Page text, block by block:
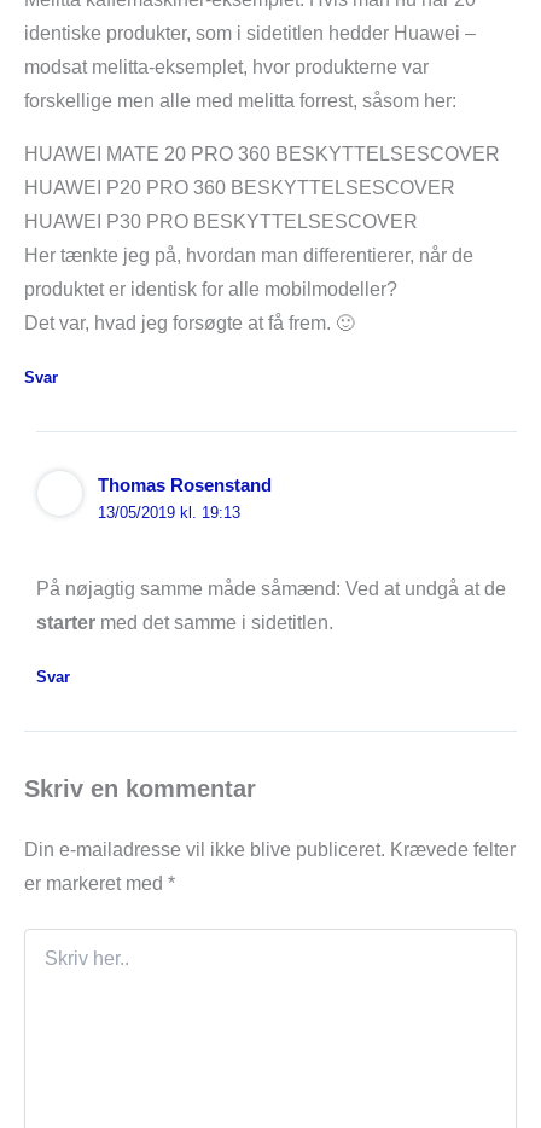
identiske produkter, som i sidetitlen hedder Huawei –
modsat melitta-eksemplet, hvor produkterne var
forskellige men alle med melitta forrest, såsom her:
HUAWEI MATE 20 PRO 360 BESKYTTELSESCOVER
HUAWEI P20 PRO 360 BESKYTTELSESCOVER
HUAWEI P30 PRO BESKYTTELSESCOVER
Her tænkte jeg på, hvordan man differentierer, når de
produktet er identisk for alle mobilmodeller?
Det var, hvad jeg forsøgte at få frem. 🙂
Svar
Thomas Rosenstand
13/05/2019 kl. 19:13
På nøjagtig samme måde såmænd: Ved at undgå at de
starter med det samme i sidetitlen.
Svar
Skriv en kommentar
Din e-mailadresse vil ikke blive publiceret. Krævede felter
er markeret med *
her..